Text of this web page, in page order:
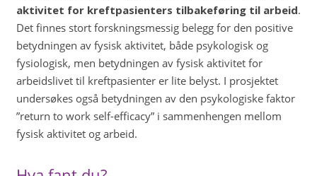
aktivitet for kreftpasienters tilbakeføring til arbeid.
Det finnes stort forskningsmessig belegg for den positive
betydningen av fysisk aktivitet, både psykologisk og
fysiologisk, men betydningen av fysisk aktivitet for
arbeidslivet til kreftpasienter er lite belyst. I prosjektet
undersøkes også betydningen av den psykologiske faktor
”return to work self-efficacy” i sammenhengen mellom
fysisk aktivitet og arbeid.